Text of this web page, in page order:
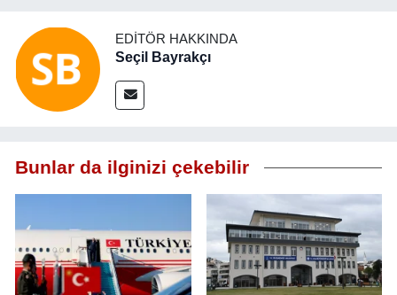
EDITÖR HAKKINDA
Seçil Bayrakçı
Bunlar da ilginizi çekebilir